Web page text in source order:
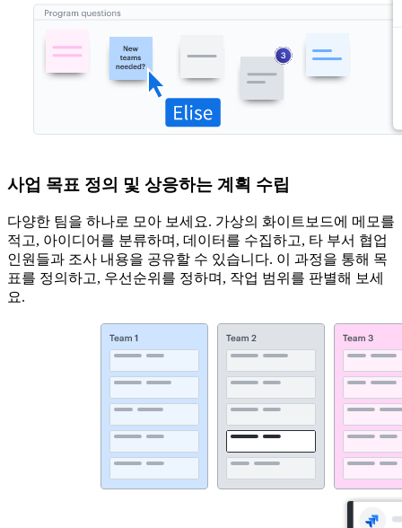
사업 목표 정의 및 상응하는 계획 수립
다양한 팀을 하나로 모아 보세요. 가상의 화이트보드에 메모를
적고, 아이디어를 분류하며, 데이터를 수집하고, 타 부서 협업
인원들과 조사 내용을 공유할 수 있습니다. 이 과정을 통해 목
표를 정의하고, 우선순위를 정하며, 작업 범위를 판별해 보세
요.